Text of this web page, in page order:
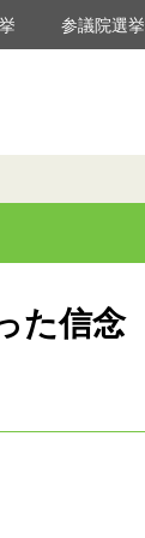
参議院選挙
た信念